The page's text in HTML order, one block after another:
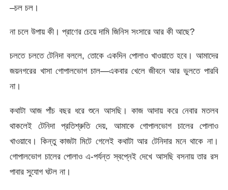
–চল চল।
না চলে উপায় কী। প্রাণের চেয়ে দামি জিনিস সংসারে আর কী আছে?
চলতে চলতে টেনিদা বললে, তোকে একদিন পোলাও খাওয়াতে হবে। আমাদের
জয়নগরের খাসা গোপালভোগ চাল—একবার খেলে জীবনে আর ভুলতে পারবি
না।
কথাটা আজ পাঁচ বছর ধরে শুনে আসছি। কাজ আদায় করে নেবার মতলব
থাকলেই টেনিদা প্রতিশ্রুতি দেয়, আমাকে গোপালভোগ চালের পোলাও
খাওয়াবে। কিন্তু কাজটা মিটে গেলেই কথাটা আর টেনিদার মনে থাকে না।
গোপালভোগ চালের পোলাও এ-পর্যন্ত স্বপ্নেই দেখে আসছি বসনায় তার রস
পাবার সুযোগ ঘটল না।